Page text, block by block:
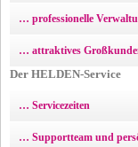
… professionelle
… attraktives
Der HELDEN-Service
… Servicezeiten
… Supportteam und